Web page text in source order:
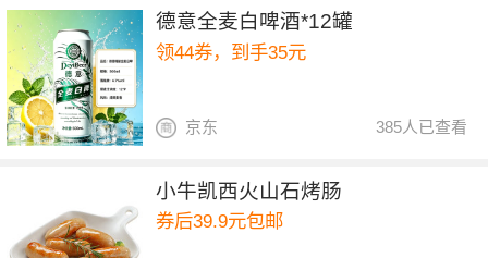
德意全麦白啤酒*12罐
领44券，到手35元
385人已查看
京东
小牛凯西火山石烤肠
券后39.9元包邮